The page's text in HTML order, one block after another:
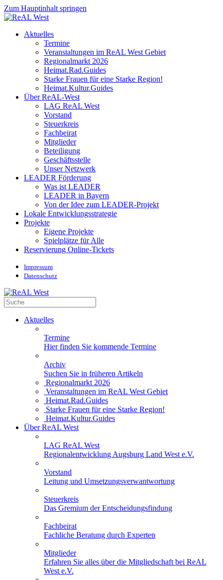
Zum Hauptinhalt springen
Aktuelles
Termine
Veranstaltungen im ReAL West Gebiet
Regionalmarkt 2026
Heimat.Rad.Guides
Starke Frauen für eine Starke Region!
Heimat.Kultur.Guides
Über ReAL-West
LAG ReAL West
Vorstand
Steuerkreis
Fachbeirat
Mitglieder
Beteiligung
Geschäftsstelle
Unser Netzwerk
LEADER Förderung
Was ist LEADER
LEADER in Bayern
Von der Idee zum LEADER-Projekt
Lokale Entwicklungsstrategie
Projekte
Eigene Projekte
Spielplätze für Alle
Reservierung Online-Tickets
Impressum
Datenschutz
Aktuelles
Termine
Hier finden Sie kommende Termine
Archiv
Suchen Sie in früheren Artikeln
Regionalmarkt 2026
Veranstaltungen im ReAL West Gebiet
Heimat.Rad.Guides
Starke Frauen für eine Starke Region!
Heimat.Kultur.Guides
Über ReAL West
LAG ReAL West
Regionalentwicklung Augsburg Land West e.V.
Vorstand
Leitung und Umsetzungsverwantwortung
Steuerkreis
Das Gremium der Entscheidungsfindung
Fachbeirat
Fachliche Beratung durch Experten
Mitglieder
Erfahren Sie alles über die Mitgliedschaft bei ReAL
West e.V.